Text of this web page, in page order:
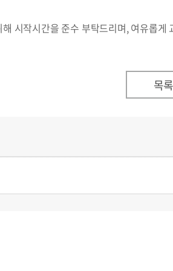
시작시간을 준수 부탁드리며, 여유롭게
목